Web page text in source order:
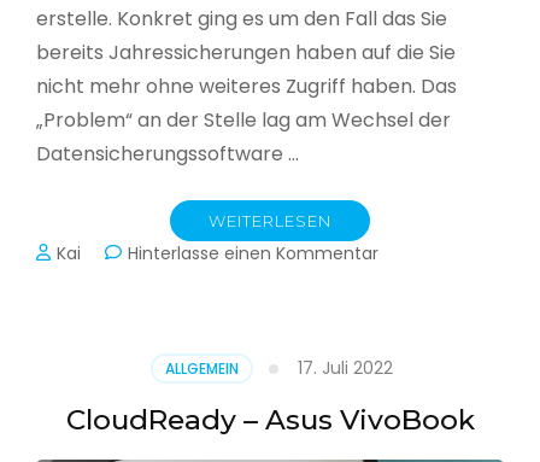
erstelle. Konkret ging es um den Fall das Sie
bereits Jahressicherungen haben auf die Sie
nicht mehr ohne weiteres Zugriff haben. Das
„Problem“ an der Stelle lag am Wechsel der
Datensicherungssoftware …
WEITERLESEN
Kai Hinterlasse einen Kommentarzu
Jahressicherung
ALLGEMEIN 17. Juli 2022
CloudReady – Asus VivoBook